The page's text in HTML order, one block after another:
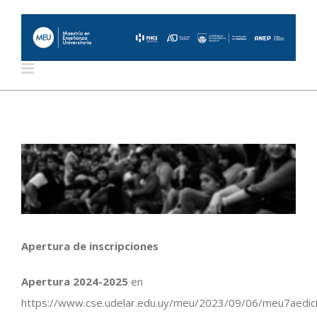
contenido
Apertura de inscripciones
Apertura 2024-2025 en
https://www.cse.udelar.edu.uy/meu/2023/09/06/